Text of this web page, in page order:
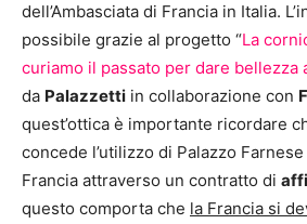
dell’Ambasciata di Francia in Italia.
possibile grazie al progetto “La
curiamo il passato per dare bellezza
da Palazzetti in collaborazione con
quest’ottica è importante ricordare
concede l’utilizzo di Palazzo Farnese
Francia attraverso un contratto di
questo comporta che la Francia si